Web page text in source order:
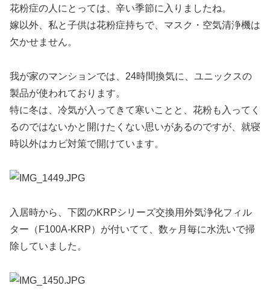
花粉症の人にとっては、辛い季節に入りましたね。
嫁以外、私と子供は花粉症持ちで、マスク・空気清浄機は
欠かせません。
我が家のマンションでは、24時間換気に、ユニックスの
製品が使われております。
特に冬は、冷気が入ってきて寒いことと、花粉も入ってく
るのではないかと開けたくない思いがあるのですが、就寝
時以外はカビ対策で開けています。
入居時から、下図のKRPシリーズ交換用外気浄化フィル
ター（F100A-KRP）が付いてて、数ヶ月毎に水洗いで掃
除していました。